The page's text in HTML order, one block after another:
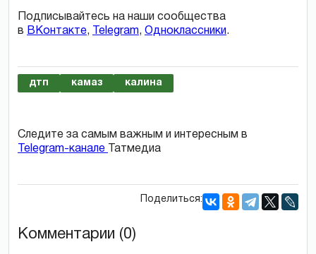
Подписывайтесь на наши сообщества
в ВКонтакте, Telegram, Одноклассники.
дтп камаз калина
Следите за самым важным и интересным в
Telegram-канале
Татмедиа
Поделиться:
Комментарии (0)